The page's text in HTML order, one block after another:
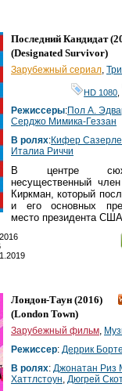
Последний Кандидат
(Designated Survivor)
Зарубежный сериал,
HD 1080
Режиссеры:Пол А.
Серджо Мимика-Геззан
В ролях:Кифер
Италиа Риччи
В центре
несущественный
Киркман, который
и его основных
место президента США.
Лондон-Таун (2016)
(London Town)
Зарубежный фильм
Режиссер: Деррик Борте
В ролях: Джонатан Риз
Хаттлстоун Дюгрей